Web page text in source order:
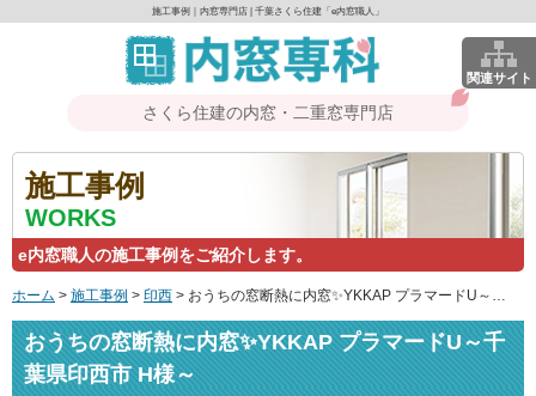
関連サイト
施工事例｜内窓専門店 | 千葉さくら住建「e内窓職人」
さくら住建の内窓・二重窓専門店
施工事例
WORKS
e内窓職人の施工事例をご紹介します。
ホーム > 施工事例 > 印西 > おうちの窓断熱に内窓✨YKKAP プラマードU～千葉県印西市 H様～
おうちの窓断熱に内窓✨YKKAP プラマードU～千
葉県印西市 H様～